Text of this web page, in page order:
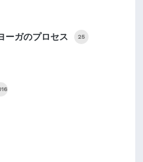
ーガのプロセス 25